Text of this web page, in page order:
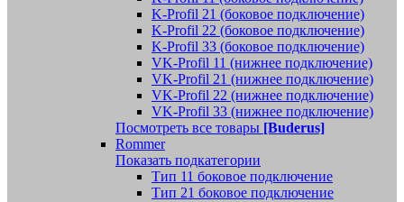
K-Profil 21 (боковое подключение)
K-Profil 22 (боковое подключение)
K-Profil 33 (боковое подключение)
VK-Profil 11 (нижнее подключение)
VK-Profil 21 (нижнее подключение)
VK-Profil 22 (нижнее подключение)
VK-Profil 33 (нижнее подключение)
Посмотреть все товары [Buderus]
Rommer
Показать подкатегории
Тип 11 боковое подключение
Тип 21 боковое подключение